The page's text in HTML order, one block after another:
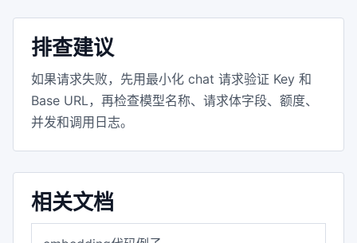
排查建议
如果请求失败，先用最小化 chat 请求验证 Key 和
Base URL，再检查模型名称、请求体字段、额度、
并发和调用日志。
相关文档